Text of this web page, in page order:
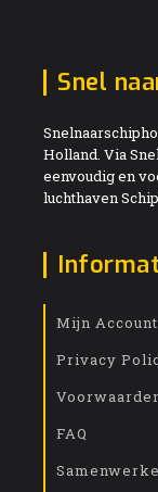
Snel
Holland. Via
eenvoudig en
luchthaven
Mijn Account
Privacy
FAQ